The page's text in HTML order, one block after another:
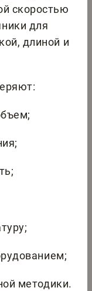
скоростью
для
длиной и
методики.